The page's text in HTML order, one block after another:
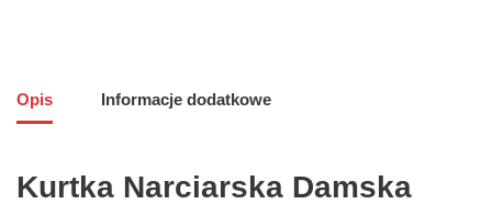
Opis Informacje dodatkowe
Kurtka Narciarska Damska